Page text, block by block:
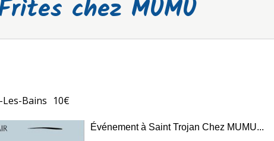
chez MUMU
Bains 10€
Événement à Saint Trojan Chez MUMU...